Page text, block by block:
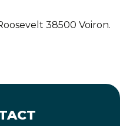
38500 Voiron.